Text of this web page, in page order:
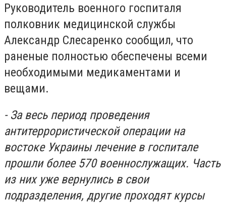
Руководитель военного госпиталя
полковник медицинской службы
Александр Слесаренко сообщил, что
раненые полностью обеспечены всеми
необходимыми медикаментами и
вещами.
-За весь период проведения
антитеррористической операции на
востоке Украины лечение в госпитале
прошли более 570 военнослужащих. Часть
из них уже вернулись в свои
подразделения, другие проходят курсы